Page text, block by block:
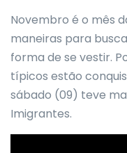
Novembro é o mês
maneiras para
forma de se vestir.
típicos estão
sábado (09) teve
Imigrantes.